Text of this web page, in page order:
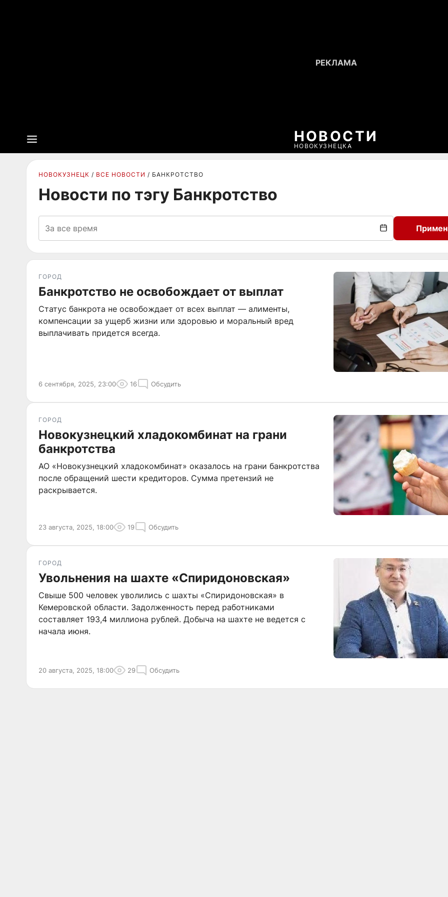
НОВОСТИ
НОВОКУЗНЕЦКА
НОВОКУЗНЕЦК ВСЕ НОВОСТИ БАНКРОТСТВО
Новости по тэгу Банкротство
ГОРОД
Банкротство не освобождает от выплат
Статус банкрота не освобождает от всех выплат — алименты,
компенсации за ущерб жизни или здоровью и моральный вред
выплачивать придется всегда.
6 сентября, 2025, 23:00 16 Обсудить
ГОРОД
Новокузнецкий хладокомбинат на грани
банкротства
АО «Новокузнецкий хладокомбинат» оказалось на грани банкротства
после обращений шести кредиторов. Сумма претензий не
раскрывается.
23 августа, 2025, 18:00 19 Обсудить
ГОРОД
Увольнения на шахте «Спиридоновская»
Свыше 500 человек уволились с шахты «Спиридоновская» в
Кемеровской области. Задолженность перед работниками
составляет 193,4 миллиона рублей. Добыча на шахте не ведется с
начала июня.
20 августа, 2025, 18:00 29 Обсудить